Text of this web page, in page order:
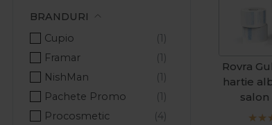
BRANDURI
Cupio
Framar
NishMan
Pachete Promo
Procosmetic
Rovra
hartie
salon